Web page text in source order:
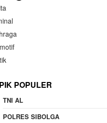
POPULER
TNI AL
POLRES SIBOLGA